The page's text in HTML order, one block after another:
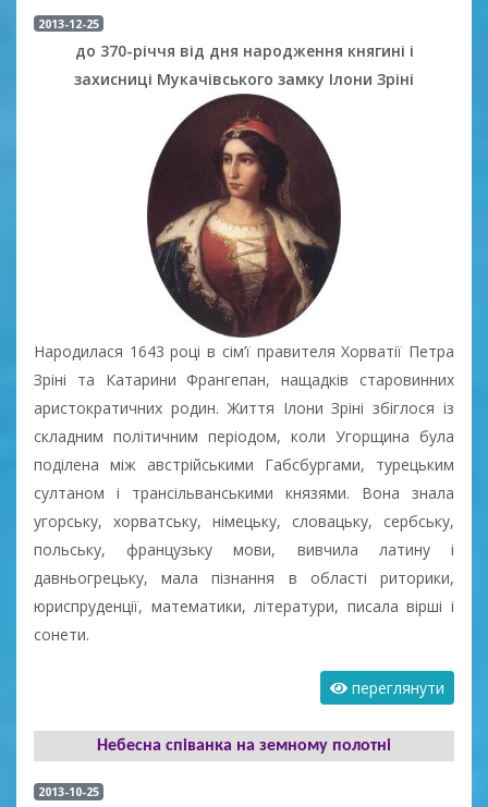
2013-12-25
до 370-річчя від дня народження княгині і
захисниці Мукачівського замку Ілони Зріні
Народилася 1643 році в сім’ї правителя Хорватії Петра
Зріні та Катарини Франгепан, нащадків старовинних
аристократичних родин. Життя Ілони Зріні збіглося із
складним політичним періодом, коли Угорщина була
поділена між австрійськими Габсбургами, турецьким
султаном і трансільванськими князями. Вона знала
угорську, хорватську, німецьку, словацьку, сербську,
польську, французьку мови, вивчила латину і
давньогрецьку, мала пізнання в області риторики,
юриспруденції, математики, літератури, писала вірші і
сонети.
переглянути
Небесна співанка на земному полотні
2013-10-25